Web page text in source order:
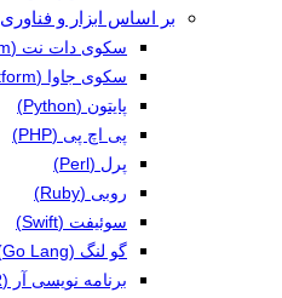
بر اساس ابزار و فناوری
سکوی دات نت (NET Platform)
سکوی جاوا (Java Platform)
پایتون (Python)
پی اچ پی (PHP)
پرل (Perl)
روبی (Ruby)
سوئیفت (Swift)
گو لنگ (Go Lang)
برنامه نویسی آر (R)